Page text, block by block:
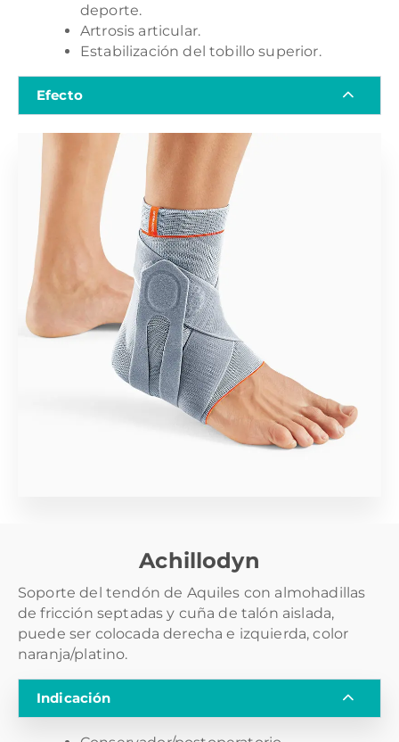
deporte.
Artrosis articular.
Estabilización del tobillo superior.
Efecto
Achillodyn
Soporte del tendón de Aquiles con almohadillas
de fricción septadas y cuña de talón aislada,
puede ser colocada derecha e izquierda, color
naranja/platino.
Indicación